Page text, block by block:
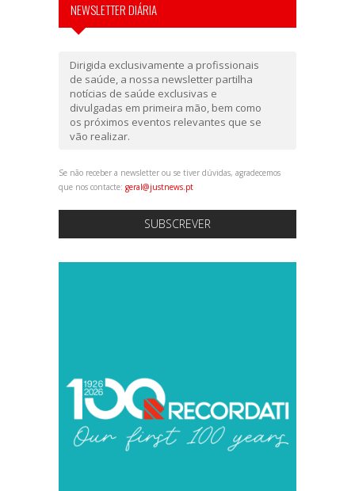
NEWSLETTER DIÁRIA
Dirigida exclusivamente a profissionais
de saúde, a nossa newsletter partilha
notícias de saúde exclusivas e
divulgadas em primeira mão, bem como
os próximos eventos relevantes que se
vão realizar.
Se não receber a newsletter ou se tiver dúvidas, agradecemos
que nos contacte: geral@justnews.pt
SUBSCREVER